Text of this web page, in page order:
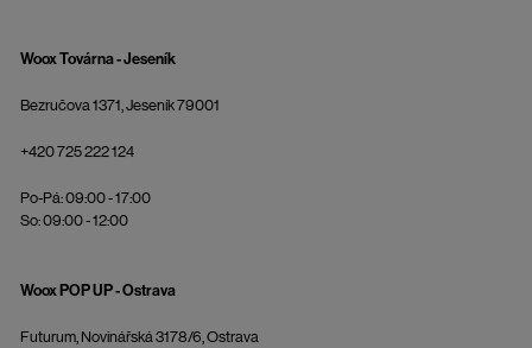
Woox Továrna - Jeseník
Bezručova 1371, Jeseník 79001
+420 725 222 124
Po-Pá: 09:00 - 17:00
So: 09:00 - 12:00
Woox POP UP - Ostrava
Futurum, Novinářská 3178/6, Ostrava